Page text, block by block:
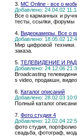
3. MC Online - все о
Добавлено: 24.04.02
Все о карманных и
тесты, ссылки, форумы
4. Видеокамеры. Все о
Добавлено: 18.05.02
Мир цифровой
заказа.
5. ТЕЛЕВИДЕНИЕ И
Добавлено: 24.12.06
Broadcasting
s video, продакшн,
6. Каталог описаний
Добавлено: 28.02.03
Полный каталог
7. Фото студия 4
Добавлено: 12.02.04
фото студия,
свадьба, фотограф,